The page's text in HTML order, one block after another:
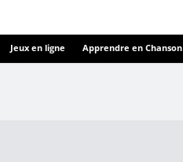
Jeux en ligne Apprendre en Chanson